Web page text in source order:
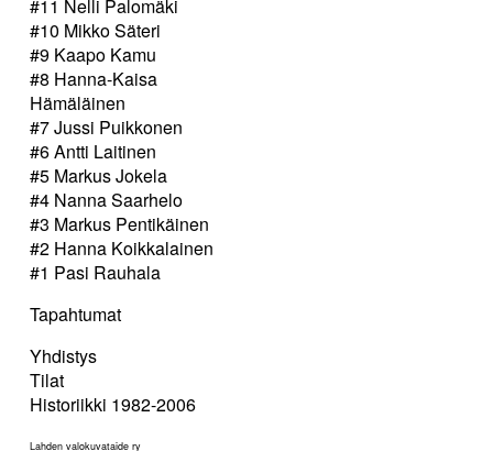
#11 Nelli Palomäki
#10 Mikko Säteri
#9 Kaapo Kamu
#8 Hanna-Kaisa
Hämäläinen
#7 Jussi Puikkonen
#6 Antti Laitinen
#5 Markus Jokela
#4 Nanna Saarhelo
#3 Markus Pentikäinen
#2 Hanna Koikkalainen
#1 Pasi Rauhala
Tapahtumat
Yhdistys
Tilat
Historiikki 1982-2006
Lahden valokuvataide ry